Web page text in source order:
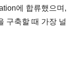
에 합류했으며,
구축할 때 가장 널